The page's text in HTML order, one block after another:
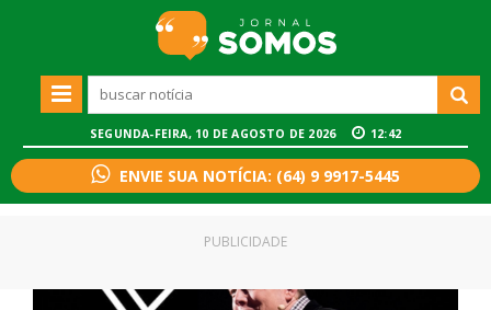
SEGUNDA-FEIRA, 10 DE AGOSTO DE 2026 12:42
ENVIE SUA NOTÍCIA: (64) 9 9917-5445
PUBLICIDADE